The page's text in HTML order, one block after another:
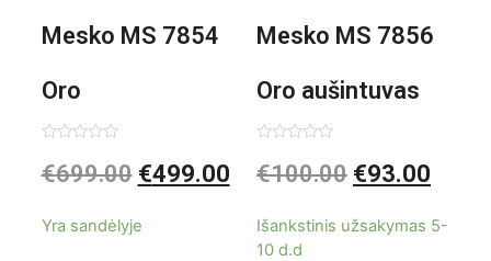
Mesko MS 7854
Oro
kondicionierius
0
iš
€699.00 €499.00
Yra sandėlyje
Mesko MS 7856
Oro aušintuvas
be ašmenų 3in1
0
iš
€100.00 €93.00
Išankstinis užsakymas 5-
10 d.d